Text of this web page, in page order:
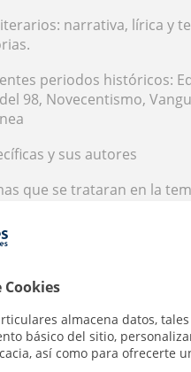
almacena datos,
básico del sitio,
así como para ofrecerte
narrativa, lírica y
periodos históricos:
98, Novecentismo,
y sus autores
que se trataran en la
finalizado el Bachillerato
para la EBAU es
más frecuentes en estas
Novecentismo y las
a 1939, la novela